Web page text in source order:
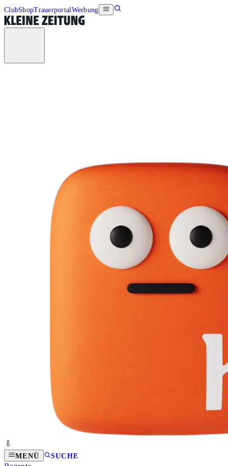
ClubShopTrauerportalWerbung
MENÜ SUCHE